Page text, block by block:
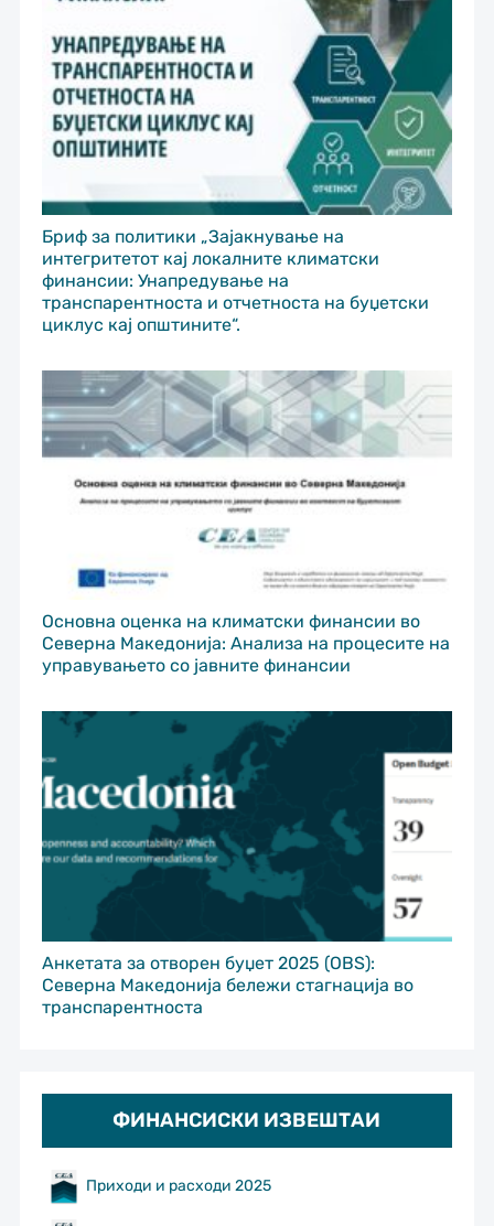
Бриф за политики „Зајакнување на
интегритетот кај локалните климатски
финансии: Унапредување на
транспарентноста и отчетноста на буџетски
циклус кај општините“.
Основна оценка на климатски финансии во
Северна Македонија: Анализа на процесите на
управувањето со јавните финансии
Анкетата за отворен буџет 2025 (OBS):
Северна Македонија бележи стагнација во
транспарентноста
ФИНАНСИСКИ ИЗВЕШТАИ
Приходи и расходи 2025